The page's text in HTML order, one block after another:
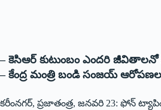
– కెసిఆర్‌ ‌కుటుంబం ఎందరి
– కేంద్ర మంత్రి బండి సంజయ్‌
కరీంనగర్‌,‌ ప్రజాతంత్ర, జనవరి 23: ఫోన్‌